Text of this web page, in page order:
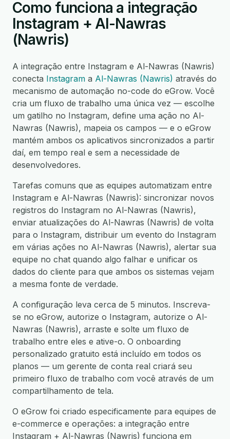
Como funciona a integração
Instagram + Al-Nawras
(Nawris)
A integração entre Instagram e Al-Nawras (Nawris)
conecta Instagram a Al-Nawras (Nawris) através do
mecanismo de automação no-code do eGrow. Você
cria um fluxo de trabalho uma única vez — escolhe
um gatilho no Instagram, define uma ação no Al-
Nawras (Nawris), mapeia os campos — e o eGrow
mantém ambos os aplicativos sincronizados a partir
daí, em tempo real e sem a necessidade de
desenvolvedores.
Tarefas comuns que as equipes automatizam entre
Instagram e Al-Nawras (Nawris): sincronizar novos
registros do Instagram no Al-Nawras (Nawris),
enviar atualizações do Al-Nawras (Nawris) de volta
para o Instagram, distribuir um evento do Instagram
em várias ações no Al-Nawras (Nawris), alertar sua
equipe no chat quando algo falhar e unificar os
dados do cliente para que ambos os sistemas vejam
a mesma fonte de verdade.
A configuração leva cerca de 5 minutos. Inscreva-
se no eGrow, autorize o Instagram, autorize o Al-
Nawras (Nawris), arraste e solte um fluxo de
trabalho entre eles e ative-o. O onboarding
personalizado gratuito está incluído em todos os
planos — um gerente de conta real criará seu
primeiro fluxo de trabalho com você através de um
compartilhamento de tela.
O eGrow foi criado especificamente para equipes de
e-commerce e operações: a integração entre
Instagram + Al-Nawras (Nawris) funciona em